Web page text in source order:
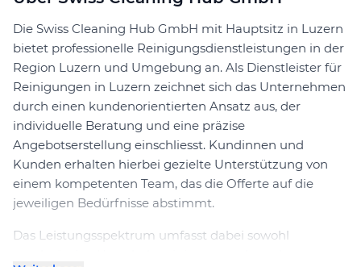
Die Swiss Cleaning Hub GmbH mit Hauptsitz in Luzern
bietet professionelle Reinigungsdienstleistungen in der
Region Luzern und Umgebung an. Als Dienstleister für
Reinigungen in Luzern zeichnet sich das Unternehmen
durch einen kundenorientierten Ansatz aus, der
individuelle Beratung und eine präzise
Angebotserstellung einschliesst. Kundinnen und
Kunden erhalten hierbei gezielte Unterstützung von
einem kompetenten Team, das die Offerte auf die
jeweiligen Bedürfnisse abstimmt.
Das Leistungsspektrum umfasst dabei sowohl